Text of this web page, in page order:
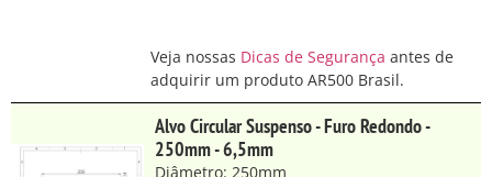
Veja nossas Dicas de Segurança antes de
adquirir um produto AR500 Brasil.
Alvo Circular Suspenso - Furo Redondo -
250mm - 6,5mm
Diâmetro: 250mm